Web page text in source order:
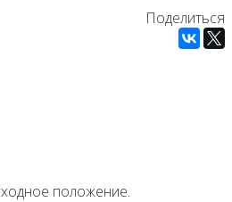
Поделиться
положение.